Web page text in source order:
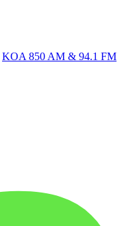
KOA 850 AM & 94.1 FM